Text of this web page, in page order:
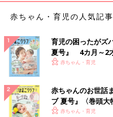
ですね。
赤ちゃん・育児の人気記
育児の困ったがズ
夏号』 4カ月～2
いっぱい！
赤ちゃん・育児
赤ちゃんのお世話
ブ 夏号』〈巻頭
く！ おっぱい・ミ
赤ちゃん・育児